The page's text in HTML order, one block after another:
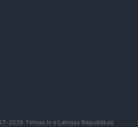
2026. Firmas.lv ir Latvijas Republikas